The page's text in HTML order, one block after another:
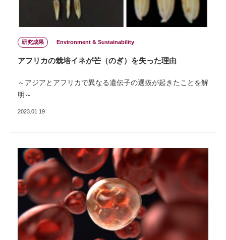
研究成果 Environment & Sustainability
アフリカの栽培イネが芒（のぎ）を失った理由
～アジアとアフリカで異なる遺伝子の選抜が起きたことを解
明～
2023.01.19